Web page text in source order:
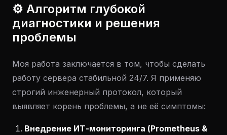
⚙️ Алгоритм глубокой
диагностики и решения
проблемы
Моя работа заключается в том, чтобы сделать
работу сервера стабильной 24/7. Я применяю
строгий инженерный протокол, который
выявляет корень проблемы, а не её симптомы:
Внедрение ИТ-мониторинга (Prometheus &